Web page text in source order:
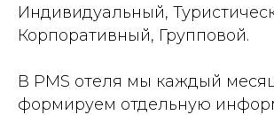
Индивидуальный,
Корпоративный, Групповой.
В PMS отеля мы каждый
формируем отдельную